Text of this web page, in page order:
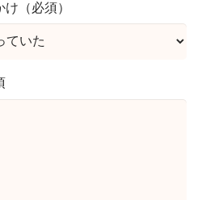
（必須）